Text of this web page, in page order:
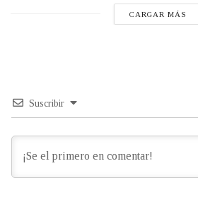
CARGAR MÁS
Suscribir